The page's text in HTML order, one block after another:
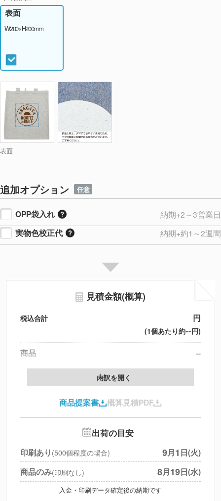
表面
表面
W200×H200mm
追加オプション 任意
OPP袋入れ
納期+2～3営業日
実物色校正代
納期+約1～2週間
見積金額(概算)
税込合計 円
(1個あたり約--円)
商品
--
製版代
印刷代
北海道・沖縄・離島 別途
円
※上記小計は税別です
内訳を開く
商品提案書 概算見積PDF
出荷の目安
印刷あり (500個程度の場合) 9月1 日(火)
商品のみ(印刷なし) 8月19日(水)
入金・印刷データ確定後の納期です